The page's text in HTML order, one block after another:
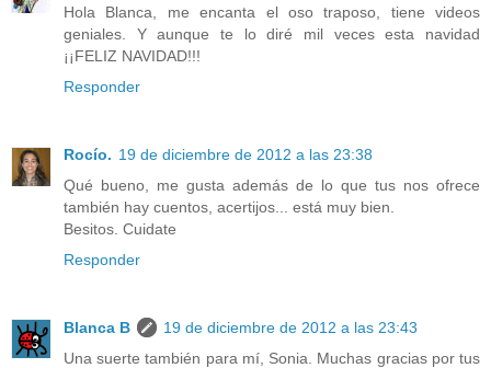
Hola Blanca, me encanta el oso traposo, tiene videos
geniales. Y aunque te lo diré mil veces esta navidad
¡¡FELIZ NAVIDAD!!!
Responder
Rocío. 19 de diciembre de 2012 a las 23:38
Qué bueno, me gusta además de lo que tus nos ofrece
también hay cuentos, acertijos... está muy bien.
Besitos. Cuidate
Responder
Blanca B
19 de diciembre de 2012 a las 23:43
Una suerte también para mí, Sonia. Muchas gracias por tus